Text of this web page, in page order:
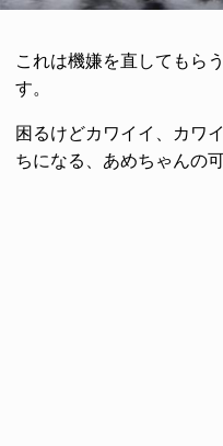
これは機嫌を直してもら
す。
困るけどカワイイ、カワ
ちになる、あめちゃんの